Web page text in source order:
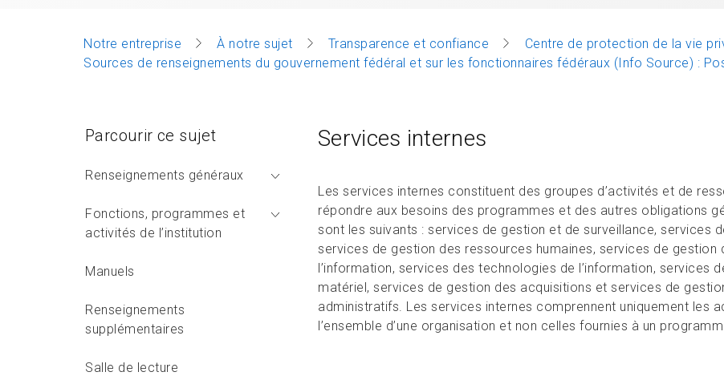
Notre entreprise À notre sujet Transparence et confiance
Centre de protection de la vie
Sources de renseignements du gouvernement fédéral et sur les fonctionnaires fédéraux (Info Source) :
Parcourir ce sujet
Renseignements généraux
Fonctions, programmes et
activités de l’institution
Manuels
Renseignements
supplémentaires
Salle de lecture
Services internes
Les services internes constituent des groupes d’activités et de
répondre aux besoins des programmes et des autres obligations
sont les suivants : services de gestion et de surveillance, services
services de gestion des ressources humaines, services de gestion
l’information, services des technologies de l’information, services
matériel, services de gestion des acquisitions et services de
administratifs. Les services internes comprennent uniquement les
l’ensemble d’une organisation et non celles fournies à un